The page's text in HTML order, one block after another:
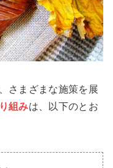
さまざまな施策を展
組みは、以下のとお